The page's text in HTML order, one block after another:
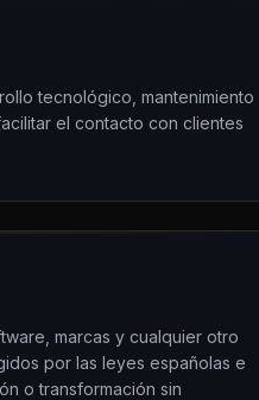
tecnológico, mantenimiento
el contacto con clientes
marcas y cualquier otro
por las leyes españolas e
o transformación sin